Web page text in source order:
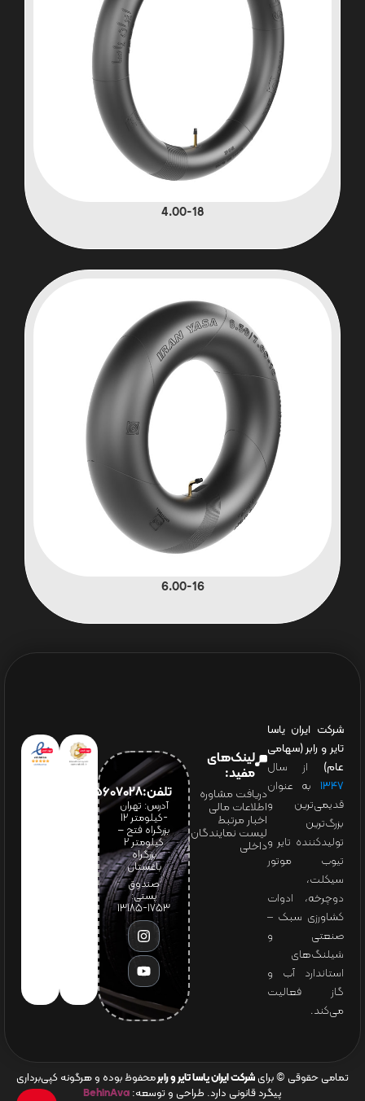
4.00-18
6.00-16
شرکت ایران یاسا
تایر و رابر (سهامی
عام) از سال
۱۳۴۷ به عنوان
قدیمی‌ترین و
بزرگ‌ترین
تولیدکننده تایر و
تیوب موتور
سیکلت،
دوچرخه، ادوات
کشاورزی سبک –
صنعتی و
شیلنگ‌های
استاندارد آب و
گاز فعالیت
می‌کند.
لینک‌های
مفید:
دریافت مشاوره
اطلاعات مالی
اخبار مرتبط
لیست نمایندگان
داخلی
تلفن:65607028(021)
آدرس: تهران
-کیلومتر 12
بزرگراه فتح –
کیلومتر ۲
بزرگراه
باغستان
صندوق
پستی:
1753-13185
تمامی حقوقی © برای شرکت ایران یاسا تایر و رابرمحفوظ بوده و هرگونه کپی‌برداری
پیگرد قانونی دارد. طراحی و توسعه: BehinAva